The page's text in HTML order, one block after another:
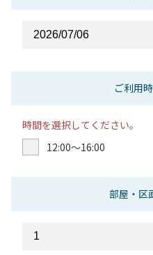
ご利用
時間を選択してください。
12:00〜16:00
部屋・区